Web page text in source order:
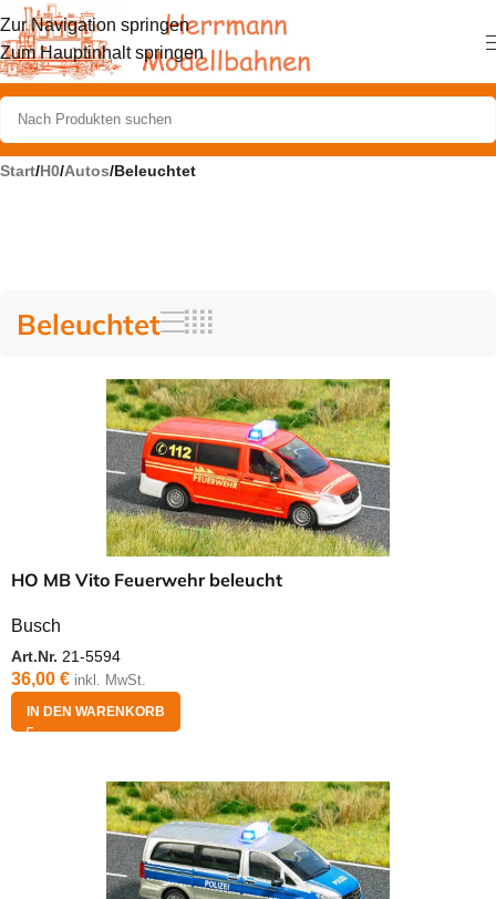
Zur Navigation springen
Zum Hauptinhalt springen
Start/H0/Autos/Beleuchtet
Beleuchtet
HO MB Vito Feuerwehr beleucht
Busch
Art.Nr. 21-5594
36,00 € inkl. MwSt.
IN DEN WARENKORB